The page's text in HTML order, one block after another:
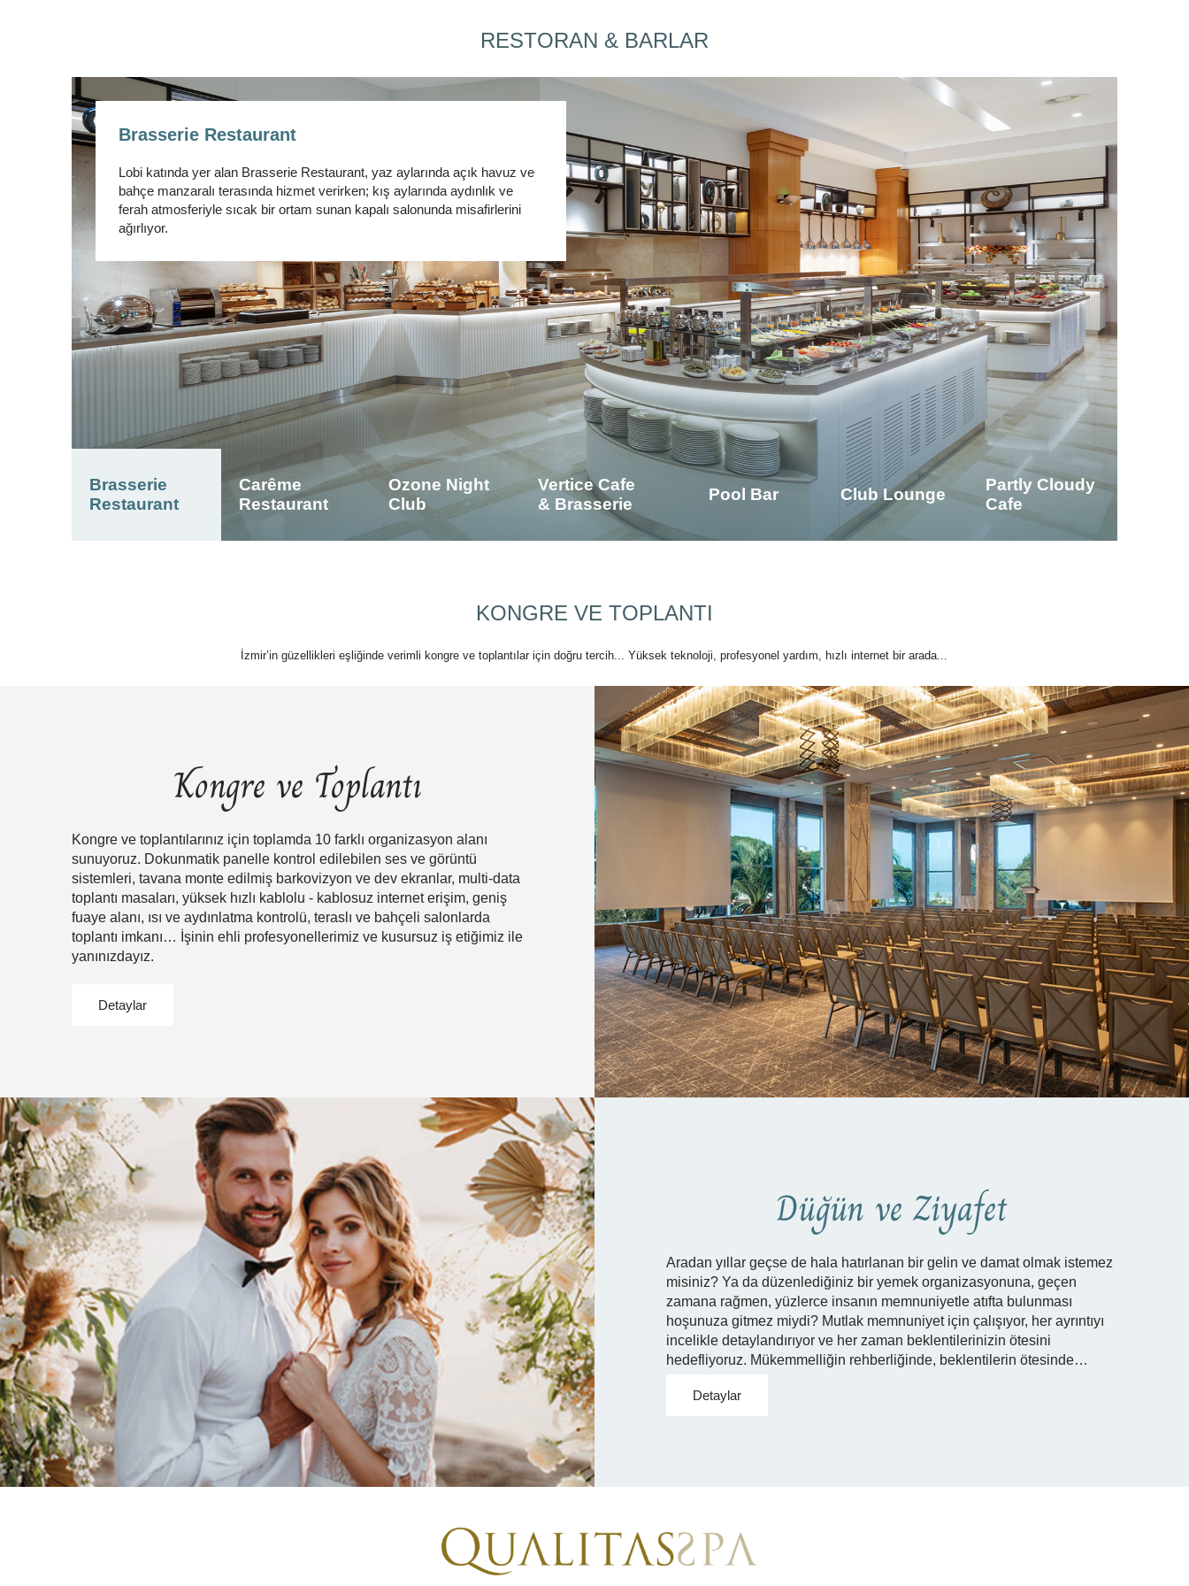
RESTORAN & BARLAR
Brasserie
Restaurant
Carême
Restaurant
Ozone Night
Club
Vertice Cafe
& Brasserie
Pool Bar Club Lounge
Partly Cloudy
Cafe
Brasserie Restaurant
Lobi katında yer alan Brasserie Restaurant, yaz aylarında açık havuz ve
bahçe manzaralı terasında hizmet verirken; kış aylarında aydınlık ve
ferah atmosferiyle sıcak bir ortam sunan kapalı salonunda misafirlerini
ağırlıyor.
KONGRE VE TOPLANTI
İzmir’in güzellikleri eşliğinde verimli kongre ve toplantılar için doğru tercih... Yüksek teknoloji, profesyonel yardım, hızlı internet bir arada...
Kongre ve Toplantı
Kongre ve toplantılarınız için toplamda 10 farklı organizasyon alanı
sunuyoruz. Dokunmatik panelle kontrol edilebilen ses ve görüntü
sistemleri, tavana monte edilmiş barkovizyon ve dev ekranlar, multi-data
toplantı masaları, yüksek hızlı kablolu - kablosuz internet erişim, geniş
fuaye alanı, ısı ve aydınlatma kontrolü, teraslı ve bahçeli salonlarda
toplantı imkanı… İşinin ehli profesyonellerimiz ve kusursuz iş etiğimiz ile
yanınızdayız.
Detaylar
Düğün ve Ziyafet
Aradan yıllar geçse de hala hatırlanan bir gelin ve damat olmak istemez
misiniz? Ya da düzenlediğiniz bir yemek organizasyonuna, geçen
zamana rağmen, yüzlerce insanın memnuniyetle atıfta bulunması
hoşunuza gitmez miydi? Mutlak memnuniyet için çalışıyor, her ayrıntıyı
incelikle detaylandırıyor ve her zaman beklentilerinizin ötesini
hedefliyoruz. Mükemmelliğin rehberliğinde, beklentilerin ötesinde…
Detaylar